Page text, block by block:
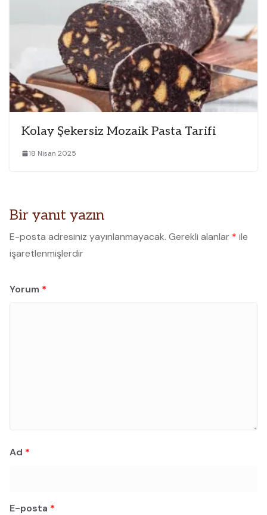
Kolay Şekersiz Mozaik Pasta Tarifi
18 Nisan 2025
Bir yanıt yazın
E-posta adresiniz yayınlanmayacak. Gerekli alanlar * ile
işaretlenmişlerdir
Yorum *
Ad *
E-posta *